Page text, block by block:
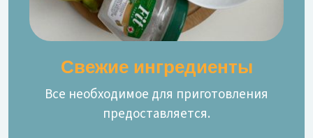
Свежие ингредиенты
Все необходимое для приготовления
предоставляется.